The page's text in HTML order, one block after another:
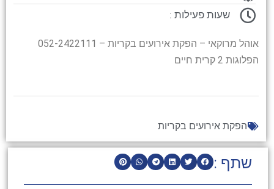
שתף :
שעות פעילות :
אוהל מרוקאי – הפקת אירועים בקריות – 052-2422111
הפלוגות 2 קרית חיים
הפקת אירועים בקריות